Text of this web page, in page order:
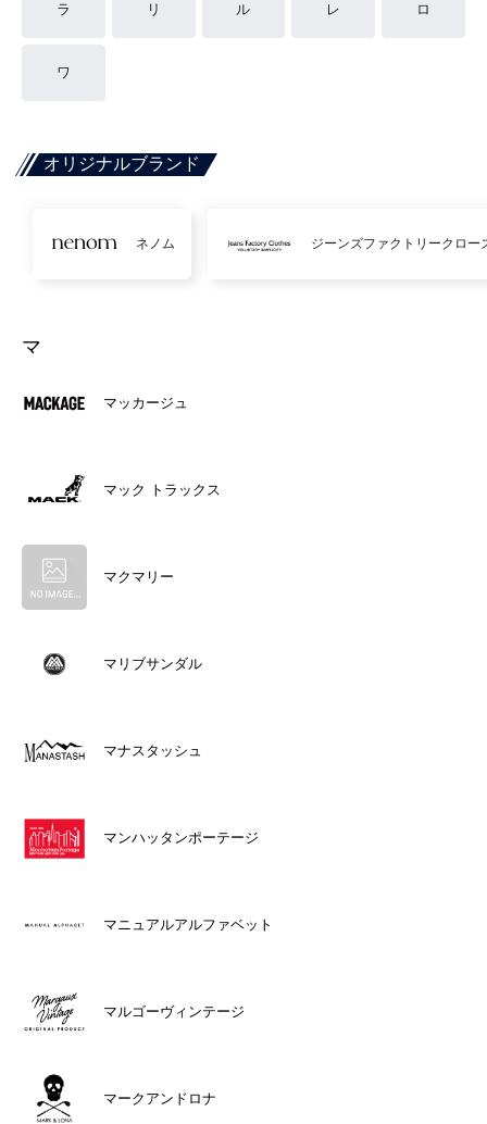
ラ リ ル レ ロ
ワ
オリジナルブランド
ネノム ジーンズファクトリークロー
マ
マッカージュ
マック トラックス
マクマリー
マリブサンダル
マナスタッシュ
マンハッタンポーテージ
マニュアルアルファベット
マルゴーヴィンテージ
マークアンドロナ